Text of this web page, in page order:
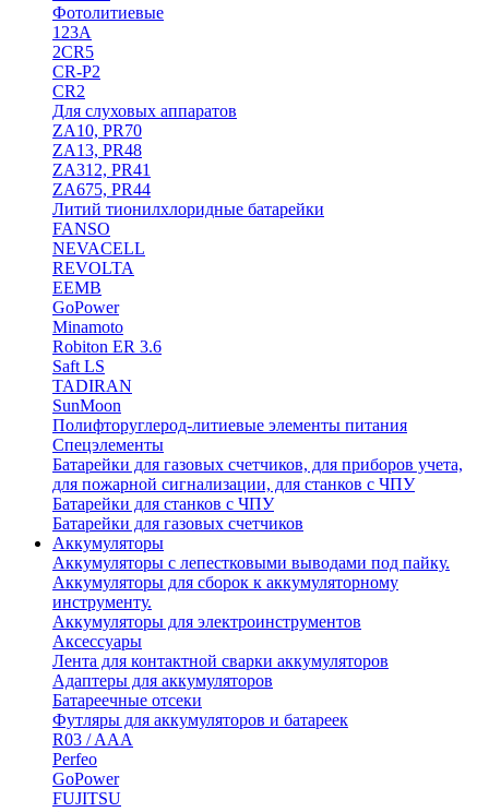
Фотолитиевые
123A
2CR5
CR-P2
CR2
Для слуховых аппаратов
ZA10, PR70
ZA13, PR48
ZA312, PR41
ZA675, PR44
Литий тионилхлоридные батарейки
FANSO
NEVACELL
REVOLTA
EEMB
GoPower
Minamoto
Robiton ER 3.6
Saft LS
TADIRAN
SunMoon
Полифторуглерод-литиевые элементы питания
Спецэлементы
Батарейки для газовых счетчиков, для приборов учета,
для пожарной сигнализации, для станков с ЧПУ
Батарейки для станков с ЧПУ
Батарейки для газовых счетчиков
Аккумуляторы
Аккумуляторы с лепестковыми выводами под пайку.
Аккумуляторы для сборок к аккумуляторному
инструменту.
Аккумуляторы для электроинструментов
Аксессуары
Лента для контактной сварки аккумуляторов
Адаптеры для аккумуляторов
Батареечные отсеки
Футляры для аккумуляторов и батареек
R03 / AAA
Perfeo
GoPower
FUJITSU